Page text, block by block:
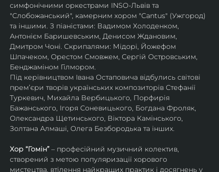
симфонічними оркестрами INSO-Львів та
"Слобожанський", камерним хором "Cantus" (Ужгород)
та іншими. З піаністами: Вадимом Холоденком,
Антонієм Баришевським, Денисом Ждановим,
Дмитром Чоні. Скрипалями: Мідорі, Йожефом
Шпачеком, Орестом Смовжем, Сергій Островським,
Бенджаміном Гілмором.
Під керівництвом Івана Остаповича відбулись світові
прем’єри творів українських композиторів Стефанії
Туркевич, Михайла Вербицького, Порфирія
Бажанського, Ігоря Соневицького, Богдана Фроляк,
Олександра Щетинського, Віктора Камінського,
Золтана Алмаші, Олега Безбородька та інших.
Хор “Гомін” – професійний музичний колектив,
створений з метою популяризації хорового
мистецтва, втілення найкращих практик і досягнень у